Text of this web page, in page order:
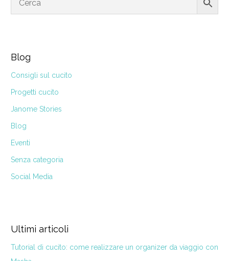
Blog
Consigli sul cucito
Progetti cucito
Janome Stories
Blog
Eventi
Senza categoria
Social Media
Ultimi articoli
Tutorial di cucito: come realizzare un organizer da viaggio con